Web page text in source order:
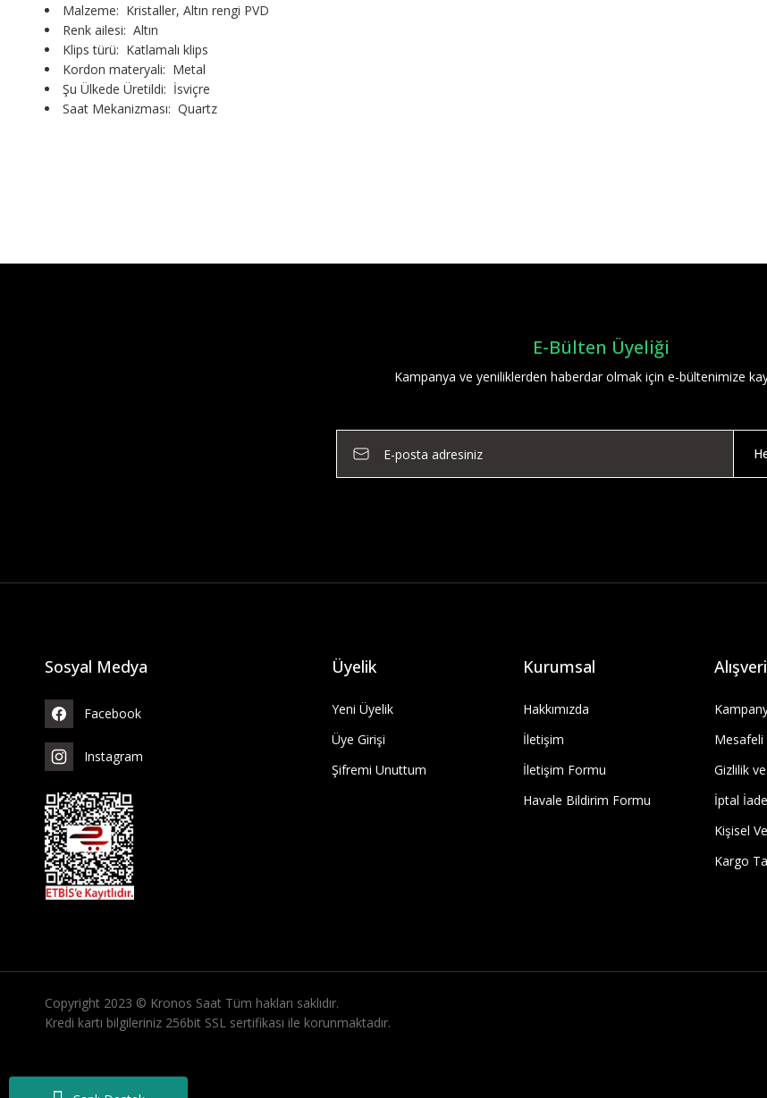
Malzeme: Kristaller, Altın rengi PVD
Renk ailesi: Altın
Klips türü: Katlamalı klips
Kordon materyali: Metal
Şu Ülkede Üretildi: İsviçre
Saat Mekanizması: Quartz
Yorum Yaz
E-Bülten Üyeliği
Kampanya ve yeniliklerden haberdar olmak için e-bültenimize
Sosyal Medya
Facebook
Instagram
Üyelik
Yeni Üyelik
Üye Girişi
Şifremi Unuttum
Kurumsal
Hakkımızda
İletişim
İletişim Formu
Havale Bildirim Formu
Mesafeli
Gizlilik
İptal
Kişisel
Kargo
Copyright 2023 © Kronos Saat Tüm hakları saklıdır.
Kredi kartı bilgileriniz 256bit SSL sertifikası ile korunmaktadır.